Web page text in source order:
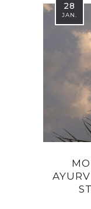
28
JAN.